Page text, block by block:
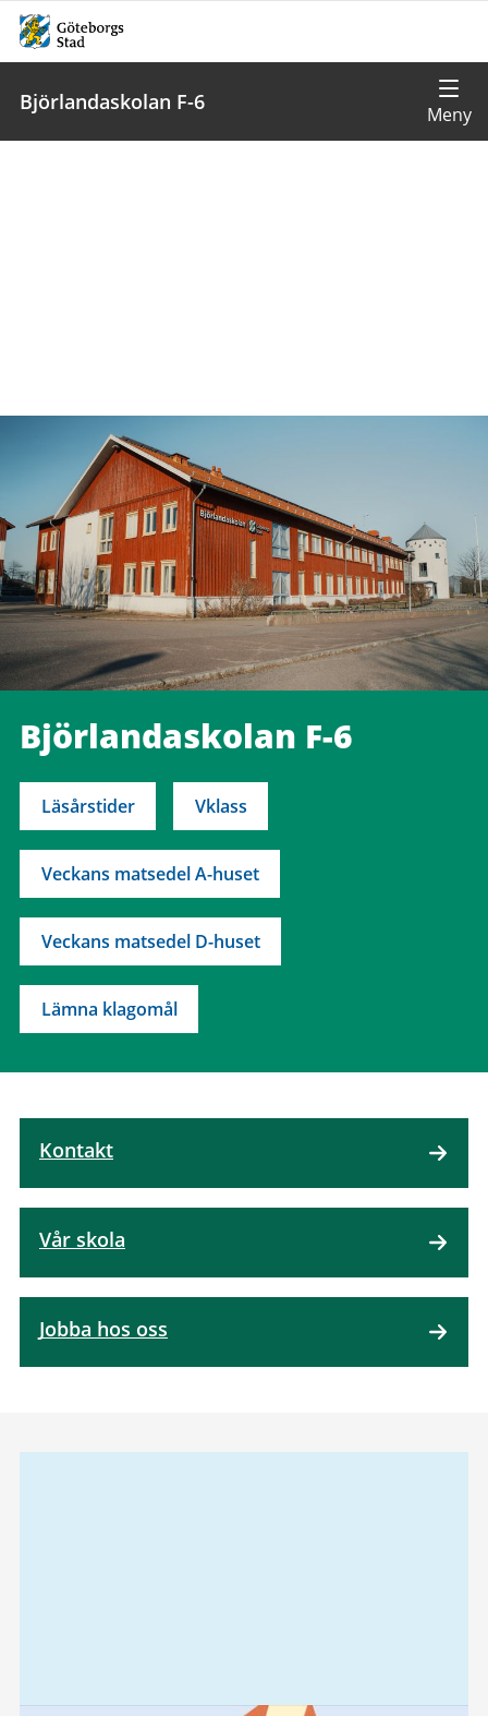
Björlandaskolan F-6
Björlandaskolan F-6
Läsårstider Vklass
Veckans matsedel A-huset
Veckans matsedel D-huset
Lämna klagomål
Kontakt
Vår skola
Jobba hos oss